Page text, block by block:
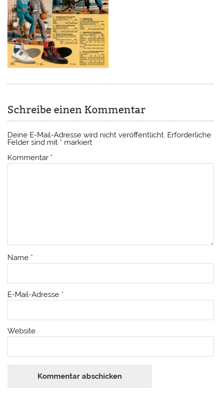
Schreibe einen Kommentar
Deine E-Mail-Adresse wird nicht veröffentlicht. Erforderliche
Felder sind mit * markiert
Kommentar *
Name *
E-Mail-Adresse *
Website